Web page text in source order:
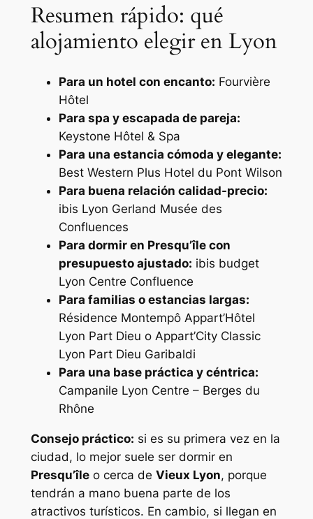
Resumen rápido: qué
alojamiento elegir en Lyon
Para un hotel con encanto: Fourvière
Hôtel
Para spa y escapada de pareja:
Keystone Hôtel & Spa
Para una estancia cómoda y elegante:
Best Western Plus Hotel du Pont Wilson
Para buena relación calidad-precio:
ibis Lyon Gerland Musée des
Confluences
Para dormir en Presqu’île con
presupuesto ajustado: ibis budget
Lyon Centre Confluence
Para familias o estancias largas:
Résidence Montempô Appart’Hôtel
Lyon Part Dieu o Appart’City Classic
Lyon Part Dieu Garibaldi
Para una base práctica y céntrica:
Campanile Lyon Centre – Berges du
Rhône
Consejo práctico: si es su primera vez en la
ciudad, lo mejor suele ser dormir en
Presqu’îleo cerca de Vieux Lyon, porque
tendrán a mano buena parte de los
atractivos turísticos. En cambio, si llegan en